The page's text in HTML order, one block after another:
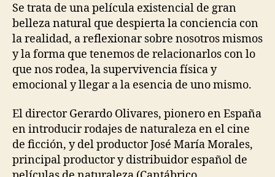
Se trata de una película existencial de gran
belleza natural que despierta la conciencia con
la realidad, a reflexionar sobre nosotros mismos
y la forma que tenemos de relacionarlos con lo
que nos rodea, la supervivencia física y
emocional y llegar a la esencia de uno mismo.
El director Gerardo Olivares, pionero en España
en introducir rodajes de naturaleza en el cine
de ficción, y del productor José María Morales,
principal productor y distribuidor español de